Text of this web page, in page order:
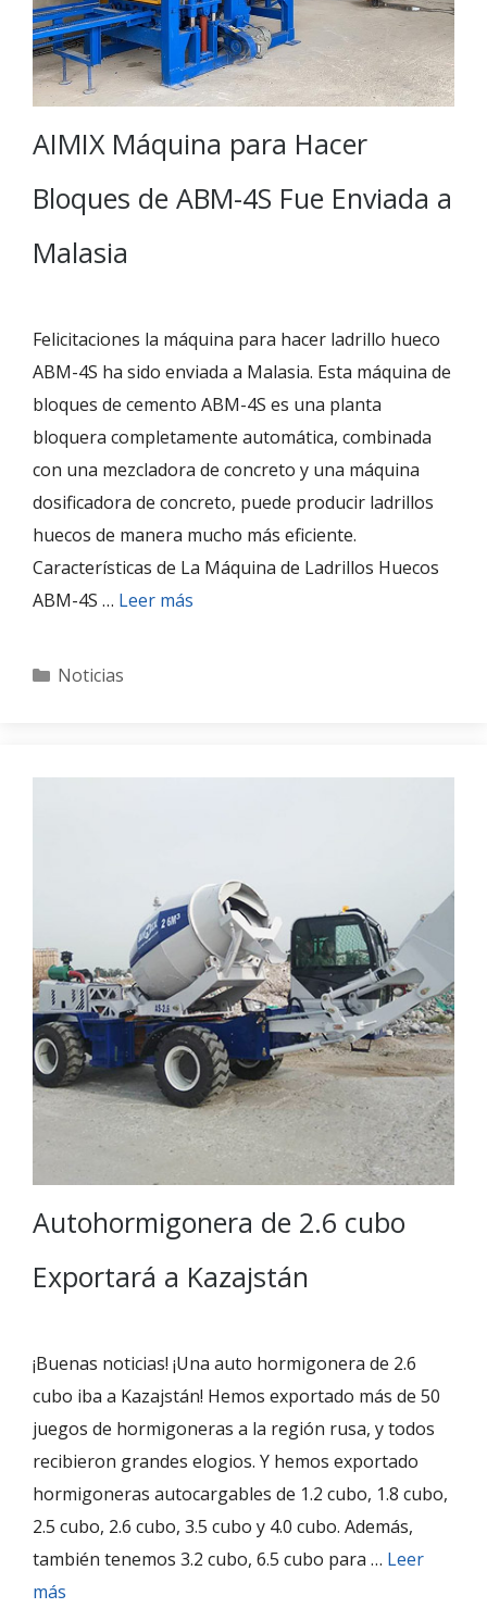
AIMIX Máquina para Hacer
Bloques de ABM-4S Fue Enviada a
Malasia
Felicitaciones la máquina para hacer ladrillo hueco
ABM-4S ha sido enviada a Malasia. Esta máquina de
bloques de cemento ABM-4S es una planta
bloquera completamente automática, combinada
con una mezcladora de concreto y una máquina
dosificadora de concreto, puede producir ladrillos
huecos de manera mucho más eficiente.
Características de La Máquina de Ladrillos Huecos
ABM-4S … Leer más
Categories
Noticias
Autohormigonera de 2.6 cubo
Exportará a Kazajstán
¡Buenas noticias! ¡Una auto hormigonera de 2.6
cubo iba a Kazajstán! Hemos exportado más de 50
juegos de hormigoneras a la región rusa, y todos
recibieron grandes elogios. Y hemos exportado
hormigoneras autocargables de 1.2 cubo, 1.8 cubo,
2.5 cubo, 2.6 cubo, 3.5 cubo y 4.0 cubo. Además,
también tenemos 3.2 cubo, 6.5 cubo para … Leer
más